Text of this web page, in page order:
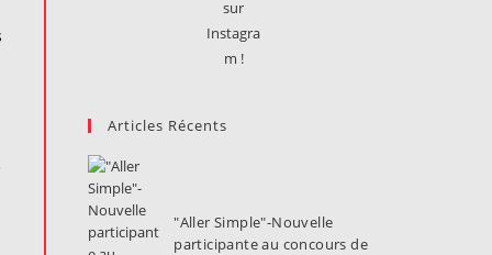
Articles Récents
"Aller Simple"-Nouvelle
participante au concours de